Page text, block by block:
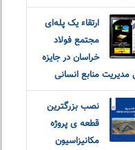
ارتقاء یک پله‌ای
مجتمع فولاد
خراسان در جایزه
مدیریت منابع انسانی
نصب بزرگترین
قطعه ی پروژه
مکانیزاسیون